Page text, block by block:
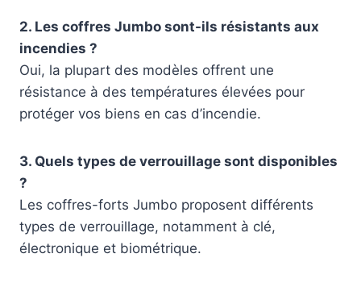
2. Les coffres Jumbo sont-ils résistants aux
incendies ?
Oui, la plupart des modèles offrent une
résistance à des températures élevées pour
protéger vos biens en cas d’incendie.
3. Quels types de verrouillage sont disponibles
?
Les coffres-forts Jumbo proposent différents
types de verrouillage, notamment à clé,
électronique et biométrique.